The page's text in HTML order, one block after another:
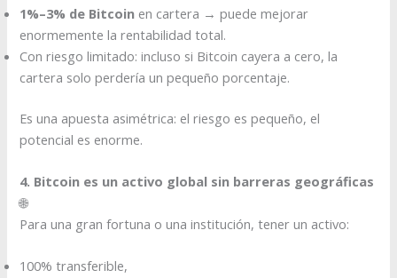
1%–3% de Bitcoin en cartera → puede mejorar
enormemente la rentabilidad total.
Con riesgo limitado: incluso si Bitcoin cayera a cero, la
cartera solo perdería un pequeño porcentaje.
Es una apuesta asimétrica: el riesgo es pequeño, el
potencial es enorme.
4. Bitcoin es un activo global sin barreras geográficas
🌐
Para una gran fortuna o una institución, tener un activo:
100% transferible,